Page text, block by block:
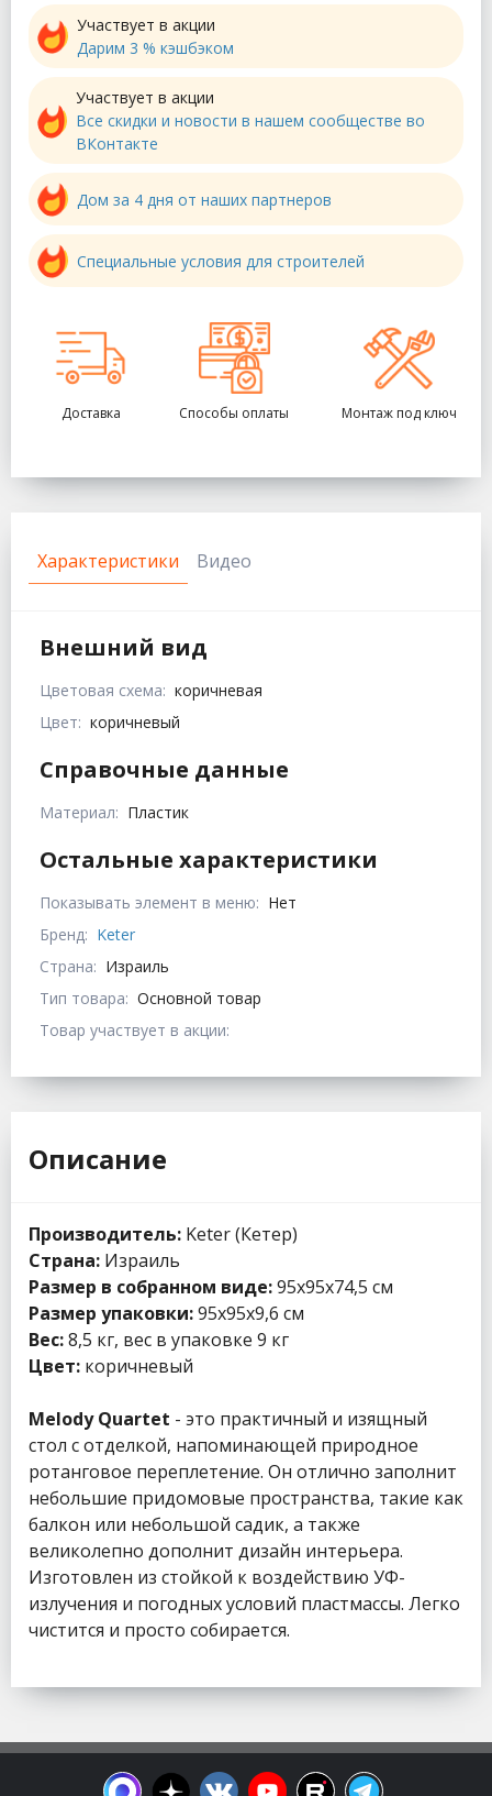
Участвует в акции
Дарим 3 % кэшбэком
Участвует в акции
Все скидки и новости в нашем сообществе во
ВКонтакте
Дом за 4 дня от наших партнеров
Специальные условия для строителей
Доставка Способы оплаты Монтаж под ключ
Характеристики Видео
Внешний вид
Цветовая схема: коричневая
Цвет: коричневый
Справочные данные
Материал: Пластик
Остальные характеристики
Показывать элемент в меню: Нет
Бренд: Keter
Страна: Израиль
Тип товара: Основной товар
Товар участвует в акции:
Описание
Производитель: Keter (Кетер)
Страна: Израиль
Размер в собранном виде:95x95x74,5 см
Размер упаковки:95x95x9,6 см
Вес:8,5 кг, вес в упаковке 9 кг
Цвет: коричневый
Melody Quartet - это практичный и изящный
стол с отделкой, напоминающей природное
ротанговое переплетение. Он отлично заполнит
небольшие придомовые пространства, такие как
балкон или небольшой садик, а также
великолепно дополнит дизайн интерьера.
Изготовлен из стойкой к воздействию УФ-
излучения и погодных условий пластмассы. Легко
чистится и просто собирается.